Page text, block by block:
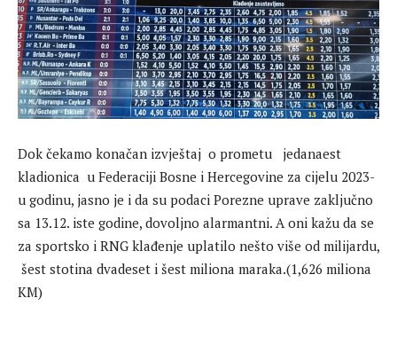
Dok čekamo konačan izvještaj o prometu jedanaest
kladionica u Federaciji Bosne i Hercegovine za cijelu 2023-
u godinu, jasno je i da su podaci Porezne uprave zaključno
sa 13.12. iste godine, dovoljno alarmantni. A oni kažu da se
za sportsko i RNG klađenje uplatilo nešto više od milijardu,
šest stotina dvadeset i šest miliona maraka.(1,626 miliona
KM)